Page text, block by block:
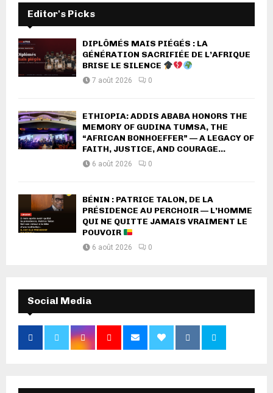
Editor's Picks
DIPLÔMÉS MAIS PIÉGÉS : LA
GÉNÉRATION SACRIFIÉE DE L’AFRIQUE
BRISE LE SILENCE
7 août 2026 0
ETHIOPIA: ADDIS ABABA HONORS THE
MEMORY OF GUDINA TUMSA, THE
“AFRICAN BONHOEFFER” — A LEGACY OF
FAITH, JUSTICE, AND COURAGE...
6 août 2026 0
BÉNIN : PATRICE TALON, DE LA
PRÉSIDENCE AU PERCHOIR — L’HOMME
QUI NE QUITTE JAMAIS VRAIMENT LE
POUVOIR
6 août 2026 0
Social Media